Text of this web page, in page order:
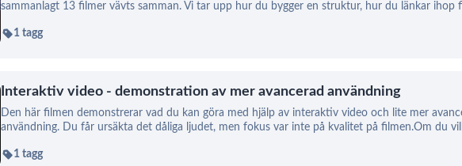
sammanlagt 13 filmer vävts samman. Vi tar upp hur du bygger en struktur, hur du länkar ihop
1 tagg
Interaktiv video - demonstration av mer avancerad användning
Den här filmen demonstrerar vad du kan göra med hjälp av interaktiv video och lite mer
användning. Du får ursäkta det dåliga ljudet, men fokus var inte på kvalitet på filmen.Om du
1 tagg